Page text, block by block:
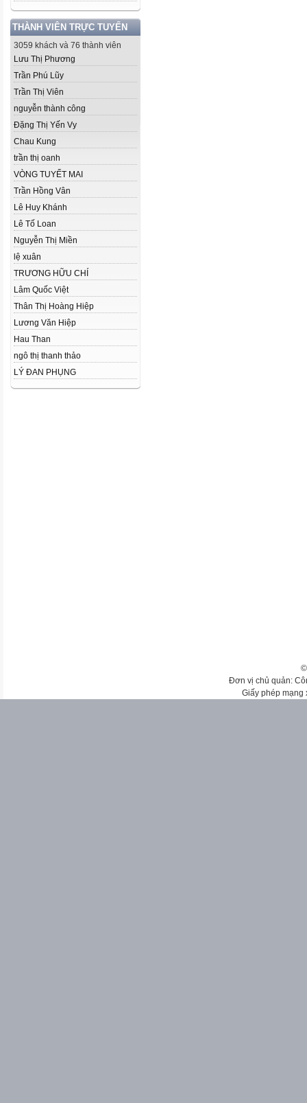
THÀNH VIÊN TRỰC TUYẾN
3059 khách và 76 thành viên
Lưu Thị Phương
Trần Phú Lũy
Trần Thị Viên
nguyễn thành công
Đặng Thị Yến Vy
Chau Kung
trần thị oanh
VÒNG TUYẾT MAI
Trần Hồng Vân
Lê Huy Khánh
Lê Tố Loan
Nguyễn Thị Miền
lệ xuân
TRƯƠNG HỮU CHÍ
Lâm Quốc Việt
Thân Thị Hoàng Hiệp
Lương Văn Hiệp
Hau Than
ngô thị thanh thảo
LÝ ĐAN PHỤNG
Đơn vị chủ quản:
Giấy phép mạng